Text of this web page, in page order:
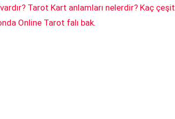
Tarot Kart anlamları nelerdir? Kaç çeşit
Online Tarot falı bak.